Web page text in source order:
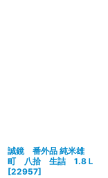
誠鏡 番外品 純米雄
町 八拾 生詰 1.8Ｌ
[22957]